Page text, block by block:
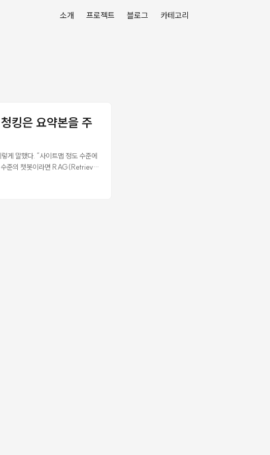
소개 프로젝트 블로그 카테고리
킹은 요약본을 주
게 말했다. “사이트맵 정도 수준에
수준의 챗봇이라면 RAG(Retrieval
잡한 업무 문서를 다루는 챗봇에